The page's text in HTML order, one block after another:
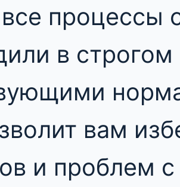
процессы
в строгом
вам
и проблем